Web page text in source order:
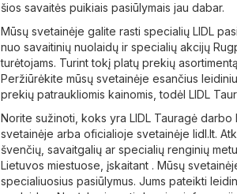
šios savaitės puikiais pasiūlymais jau dabar.
Mūsų svetainėje galite rasti specialių LIDL
nuo ​​savaitinių nuolaidų ir specialių akcijų
turėtojams. Turint tokį platų prekių
Peržiūrėkite mūsų svetainėje esančius
prekių patraukliomis kainomis, todėl LIDL
Norite sužinoti, koks yra LIDL Tauragė
svetainėje arba oficialioje svetainėje lidl.lt.
švenčių, savaitgalių ar specialių renginių
Lietuvos miestuose, įskaitant . Mūsų
specialiuosius pasiūlymus. Jums pateikti